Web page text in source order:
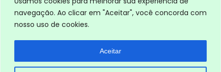
navegação. Ao clicar em "Aceitar", você concorda com
nosso uso de cookies.
Aceitar